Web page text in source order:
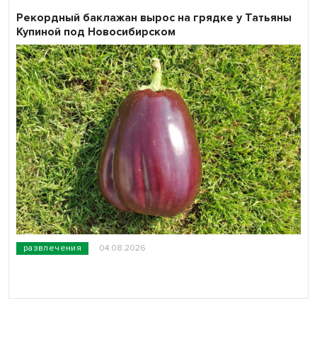
развлечения 04.08.2026
Рекордный баклажан вырос на грядке у Татьяны
Купиной под Новосибирском